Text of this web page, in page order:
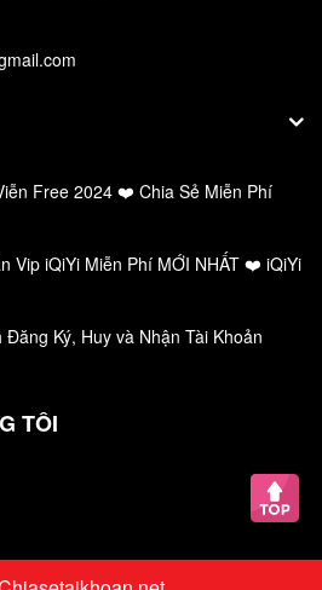
Phục
Free 2024 ❤️ Chia Sẻ Miễn Phí
Vip iQiYi Miễn Phí MỚI NHẤT ❤️ iQiYi
Ký, Huy và Nhận Tài Khoản
TÔI